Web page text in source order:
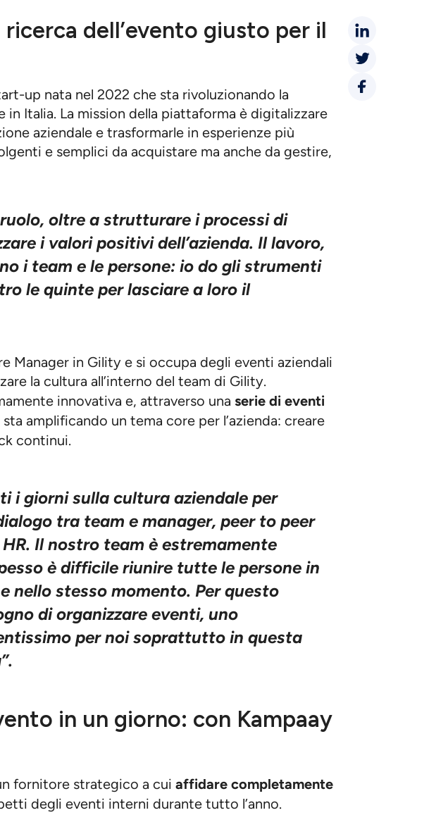
ricerca dell’evento giusto per il
up nata nel 2022 che sta rivoluzionando la
in Italia. La mission della piattaforma è digitalizzare
aziendale e trasformarle in esperienze più
e semplici da acquistare ma anche da gestire,
oltre a strutturare i processi di
i valori positivi dell’azienda. Il lavoro,
i team e le persone: io do gli strumenti
le quinte per lasciare a loro il
Manager in Gility e si occupa degli eventi aziendali
la cultura all’interno del team di Gility.
innovativa e, attraverso una serie di eventi
sta amplificando un tema core per l’azienda: creare
continui.
i giorni sulla cultura aziendale per
tra team e manager, peer to peer
Il nostro team è estremamente
è difficile riunire tutte le persone in
nello stesso momento. Per questo
di organizzare eventi, uno
per noi soprattutto in questa
in un giorno: con Kampaay
fornitore strategico a cui affidare completamente
degli eventi interni durante tutto l’anno.